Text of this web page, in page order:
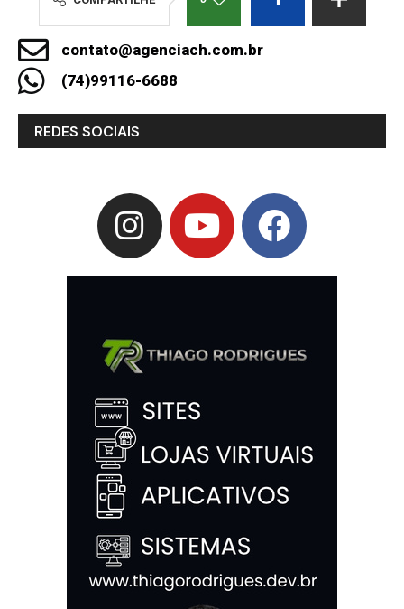
contato@agenciach.com.br
(74)99116-6688
REDES SOCIAIS